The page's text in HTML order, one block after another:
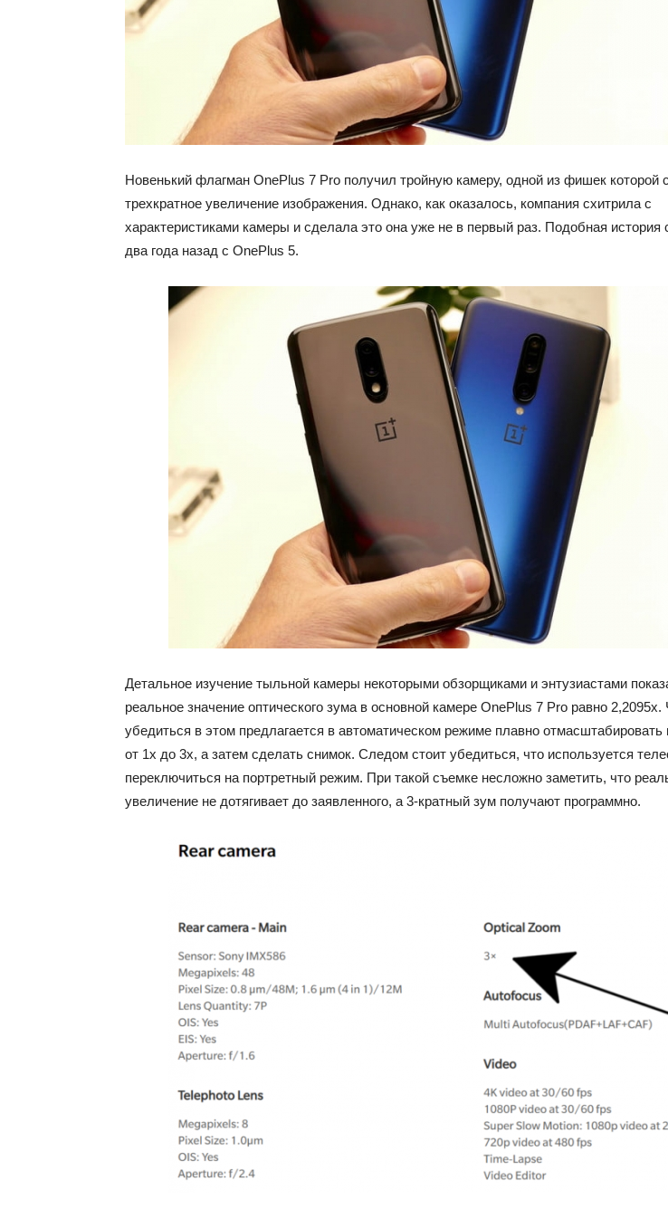
Новенький флагман OnePlus 7 Pro получил тройную камеру, одной из фишек которой
трехкратное увеличение изображения. Однако, как оказалось, компания схитрила с
характеристиками камеры и сделала это она уже не в первый раз. Подобная история
два года назад с OnePlus 5.
Детальное изучение тыльной камеры некоторыми обзорщиками и энтузиастами
реальное значение оптического зума в основной камере OnePlus 7 Pro равно
убедиться в этом предлагается в автоматическом режиме плавно отмасштабировать
от 1х до 3х, а затем сделать снимок. Следом стоит убедиться, что используется
переключиться на портретный режим. При такой съемке несложно заметить, что
увеличение не дотягивает до заявленного, а 3-кратный зум получают программно.